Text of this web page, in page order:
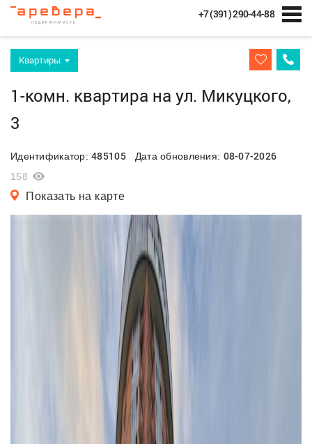
+7 (391) 290-44-88
Квартиры
1-комн. квартира на ул. Микуцкого,
3
Идентификатор:485105Дата обновления: 08-07-2026
158
Показать на карте